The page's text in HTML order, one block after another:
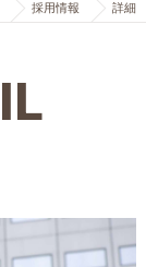
採用情報 詳細